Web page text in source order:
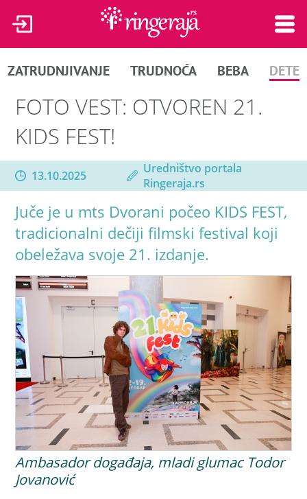
ZATRUDNJIVANJE TRUDNOĆA BEBA DETE
FOTO VEST: OTVOREN 21.
KIDS FEST!
13.10.2025
Uredništvo portala
Ringeraja.rs
Juče je u mts Dvorani počeo KIDS FEST,
tradicionalni dečiji filmski festival koji
obeležava svoje 21. izdanje.
Ambasador događaja, mladi glumac Todor
Jovanović